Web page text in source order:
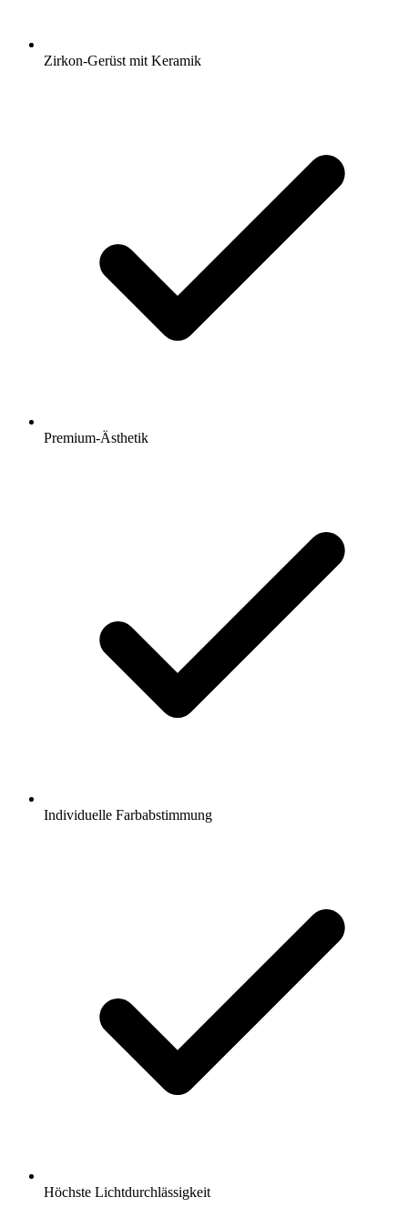
Zirkon-Gerüst mit Keramik
Premium-Ästhetik
Individuelle Farbabstimmung
Höchste Lichtdurchlässigkeit